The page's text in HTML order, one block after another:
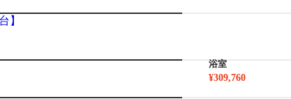
浴室
¥309,760